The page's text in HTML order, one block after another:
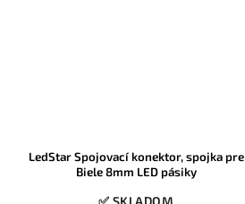
LedStar Spojovací konektor, spojka pre
Biele 8mm LED pásiky
✅ SKLADOM